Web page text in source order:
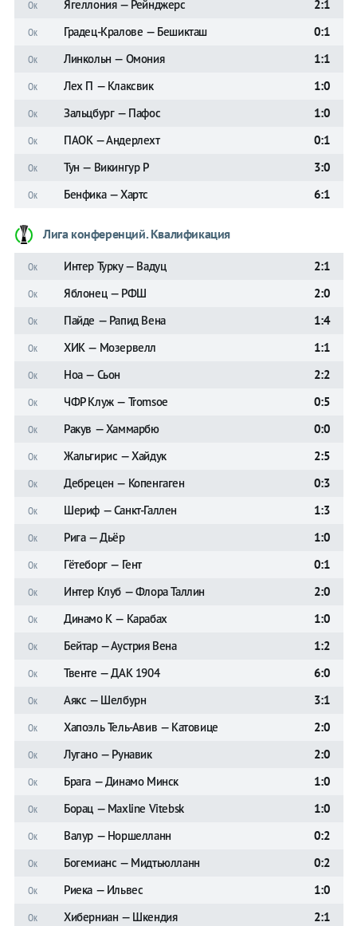
Ок Ягеллония — Рейнджерс 2:1
Ок Градец-Кралове — Бешикташ 0:1
Ок Линкольн — Омония 1:1
Ок Лех П — Клаксвик 1:0
Ок Зальцбург — Пафос 1:0
Ок ПАОК — Андерлехт 0:1
Ок Тун — Викингур Р 3:0
Ок Бенфика — Хартс 6:1
Лига конференций. Квалификация
Ок Интер Турку — Вадуц 2:1
Ок Яблонец — РФШ 2:0
Ок Пайде — Рапид Вена 1:4
Ок ХИК — Мозервелл 1:1
Ок Ноа — Сьон 2:2
Ок ЧФР Клуж — Tromsoe 0:5
Ок Ракув — Хаммарбю 0:0
Ок Жальгирис — Хайдук 2:5
Ок Дебрецен — Копенгаген 0:3
Ок Шериф — Санкт-Галлен 1:3
Ок Рига — Дьёр 1:0
Ок Гётеборг — Гент 0:1
Ок Интер Клуб — Флора Таллин 2:0
Ок Динамо К — Карабах 1:0
Ок Бейтар — Аустрия Вена 1:2
Ок Твенте — ДАК 1904 6:0
Ок Аякс — Шелбурн 3:1
Ок Хапоэль Тель-Авив — Катовице 2:0
Ок Лугано — Рунавик 2:0
Ок Брага — Динамо Минск 1:0
Ок Борац — Maxline Vitebsk 1:0
Ок Валур — Норшелланн 0:2
Ок Богемианс — Мидтьюлланн 0:2
Ок Риека — Ильвес 1:0
Ок Хиберниан — Шкендия 2:1